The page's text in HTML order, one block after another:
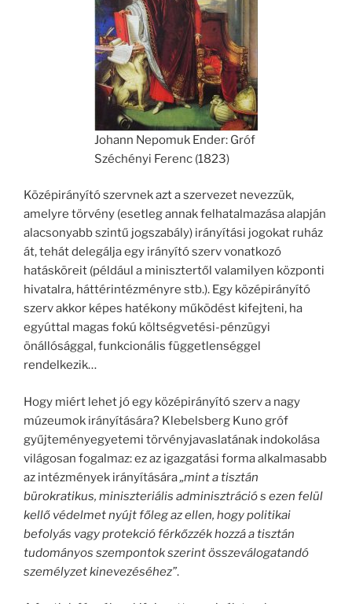
Johann Nepomuk Ender: Gróf
Széchényi Ferenc (1823)
Középirányító szervnek azt a szervezet nevezzük,
amelyre törvény (esetleg annak felhatalmazása alapján
alacsonyabb szintű jogszabály) irányítási jogokat ruház
át, tehát delegálja egy irányító szerv vonatkozó
hatásköreit (például a minisztertől valamilyen központi
hivatalra, háttérintézményre stb.). Egy középirányító
szerv akkor képes hatékony működést kifejteni, ha
egyúttal magas fokú költségvetési-pénzügyi
önállósággal, funkcionális függetlenséggel
rendelkezik…
Hogy miért lehet jó egy középirányító szerv a nagy
múzeumok irányítására? Klebelsberg Kuno gróf
gyűjteményegyetemi törvényjavaslatának indokolása
világosan fogalmaz: ez az igazgatási forma alkalmasabb
az intézmények irányítására„mint a tisztán
bürokratikus, miniszteriális adminisztráció s ezen felül
kellő védelmet nyújt főleg az ellen, hogy politikai
befolyás vagy protekció férkőzzék hozzá a tisztán
tudományos szempontok szerint összeválogatandó
személyzet kinevezéséhez”.